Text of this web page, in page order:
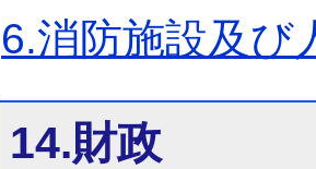
6.消防施設及び
14.財政